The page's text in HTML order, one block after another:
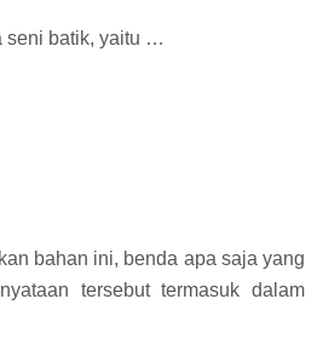
seni batik, yaitu …
bahan ini, benda apa saja yang
tersebut termasuk dalam